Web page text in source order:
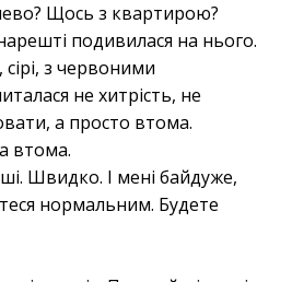
Щось з квартирою?
подивилася на нього.
сірі, з червоними
не хитрість, не
а просто втома.
втома.
Швидко. І мені байдуже,
нормальним. Будете